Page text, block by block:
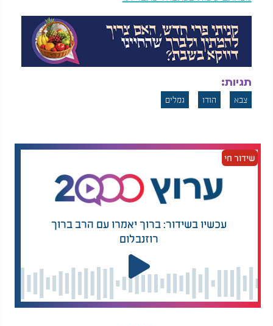
תגיות:
צבא הודו גמלים
שידור חי
עכשיו בשידור: ברוך יאמרו עם הרב ברוך
רוזנבלום